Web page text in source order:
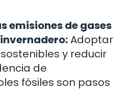
emisiones de gases
Adoptar
y reducir
de
fósiles son pasos